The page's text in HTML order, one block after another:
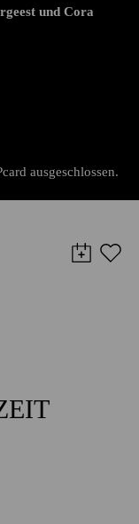
und Cora
ausgeschlossen.